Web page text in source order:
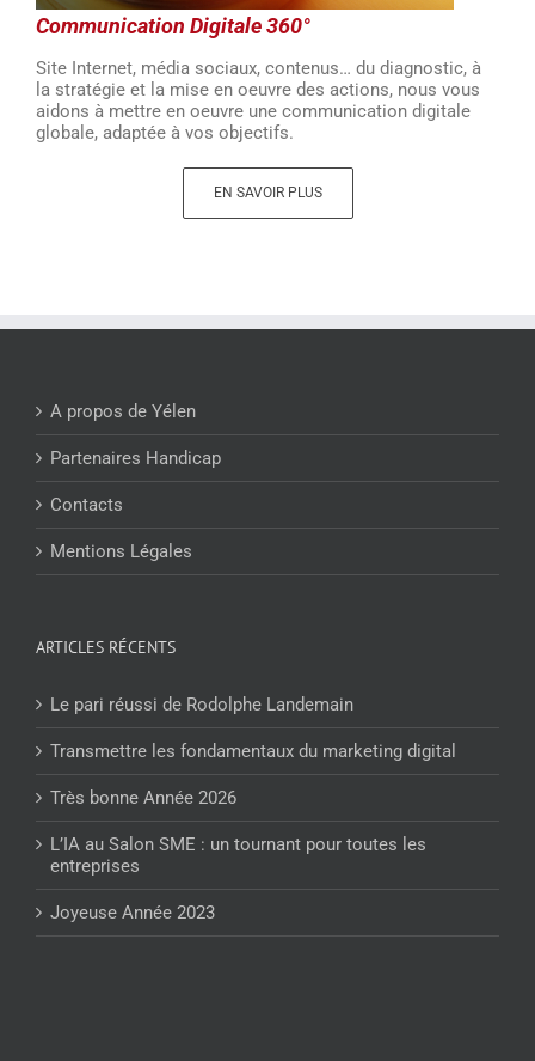
Communication Digitale 360°
Site Internet, média sociaux, contenus… du diagnostic, à
la stratégie et la mise en oeuvre des actions, nous vous
aidons à mettre en oeuvre une communication digitale
globale, adaptée à vos objectifs.
EN SAVOIR PLUS
A propos de Yélen
Partenaires Handicap
Contacts
Mentions Légales
ARTICLES RÉCENTS
Le pari réussi de Rodolphe Landemain
Transmettre les fondamentaux du marketing digital
Très bonne Année 2026
L’IA au Salon SME : un tournant pour toutes les
entreprises
Joyeuse Année 2023